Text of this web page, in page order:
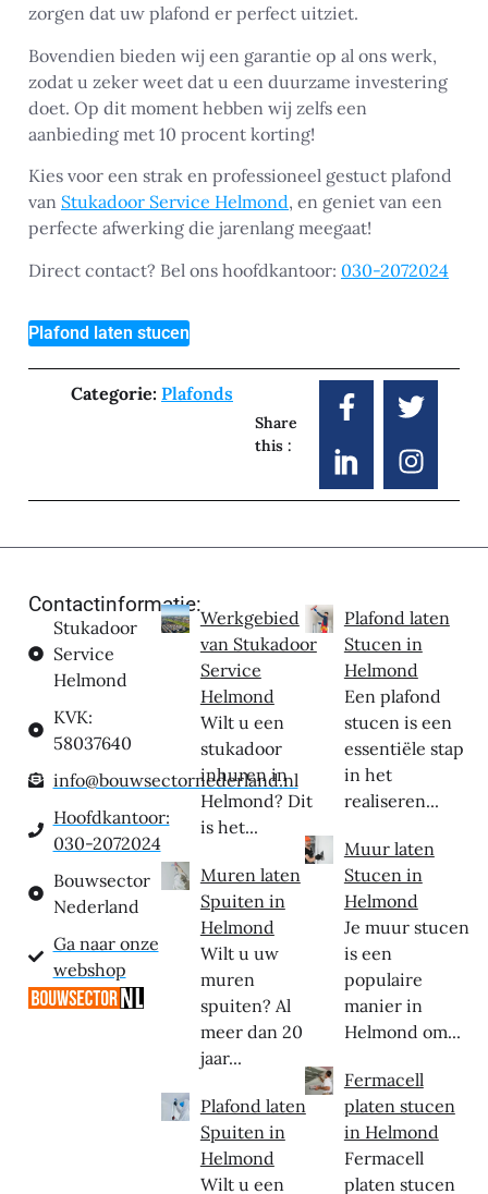
zorgen dat uw plafond er perfect uitziet.
Bovendien bieden wij een garantie op al ons werk,
zodat u zeker weet dat u een duurzame investering
doet. Op dit moment hebben wij zelfs een
aanbieding met 10 procent korting!
Kies voor een strak en professioneel gestuct plafond
van Stukadoor Service Helmond, en geniet van een
perfecte afwerking die jarenlang meegaat!
Direct contact? Bel ons hoofdkantoor: 030-2072024
Plafond laten stucen
Categorie: Plafonds
Share
this :
Contactinformatie:
Stukadoor
Service
Helmond
KVK:
58037640
info@bouwsectornederland.nl
Hoofdkantoor:
030-2072024
Bouwsector
Nederland
Ga naar onze
webshop
Werkgebied
van Stukadoor
Service
Helmond
Wilt u een
stukadoor
inhuren in
Helmond? Dit
is het...
Muren laten
Spuiten in
Helmond
Wilt u uw
muren
spuiten? Al
meer dan 20
jaar...
Plafond laten
Spuiten in
Helmond
Wilt u een
Plafond laten
Stucen in
Helmond
Een plafond
stucen is een
essentiële stap
in het
realiseren...
Muur laten
Stucen in
Helmond
Je muur stucen
is een
populaire
manier in
Helmond om...
Fermacell
platen stucen
in Helmond
Fermacell
platen stucen